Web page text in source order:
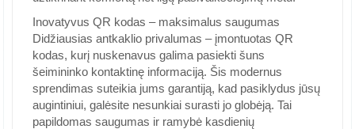
Inovatyvus QR kodas – maksimalus saugumas
Didžiausias antkaklio privalumas – įmontuotas QR
kodas, kurį nuskenavus galima pasiekti šuns
šeimininko kontaktinę informaciją. Šis modernus
sprendimas suteikia jums garantiją, kad pasiklydus jūsų
augintiniui, galėsite nesunkiai surasti jo globėją. Tai
papildomas saugumas ir ramybė kasdienių